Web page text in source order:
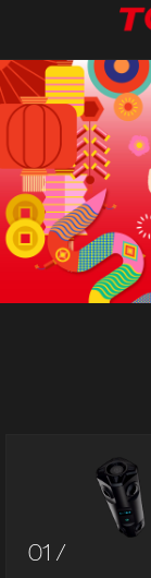
首页
关于我们
案例中心
新闻资讯
01 /